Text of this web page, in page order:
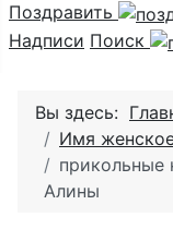
Поздравить
Надписи Поиск
Вы здесь:
Имя
прикольные
Алины